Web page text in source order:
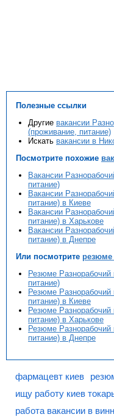
Полезные ссылки
Другие вакансии
(проживание, питание)
Искать вакансии в
Посмотрите похожие
Вакансии
питание)
Вакансии
питание) в Киеве
Вакансии
питание) в Харькове
Вакансии
питание) в Днепре
Или посмотрите резюме
Резюме Разнорабочий
питание)
Резюме Разнорабочий
питание) в Киеве
Резюме Разнорабочий
питание) в Харькове
Резюме Разнорабочий
питание) в Днепре
фармацевт киев
ищу работу киев
работа вакансии в